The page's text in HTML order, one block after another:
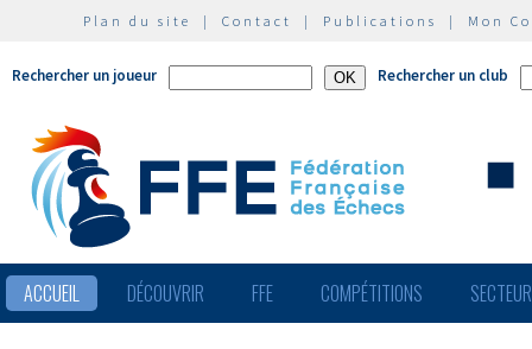
Plan du site | Contact | Publications | Mon
Rechercher un joueur Rechercher un club
ACCUEIL DÉCOUVRIR FFE COMPÉTITIONS